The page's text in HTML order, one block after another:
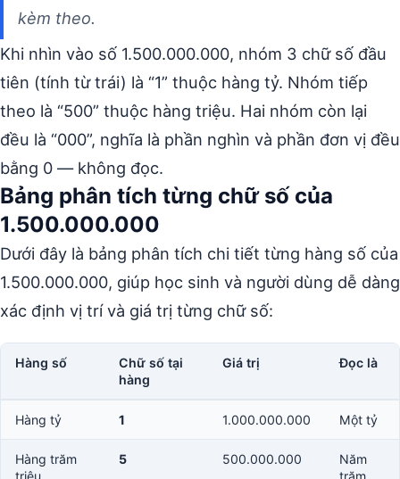
kèm theo.
Khi nhìn vào số 1.500.000.000, nhóm 3 chữ số đầu
tiên (tính từ trái) là “1” thuộc hàng tỷ. Nhóm tiếp
theo là “500” thuộc hàng triệu. Hai nhóm còn lại
đều là “000”, nghĩa là phần nghìn và phần đơn vị đều
bằng 0 — không đọc.
Bảng phân tích từng chữ số của
1.500.000.000
Dưới đây là bảng phân tích chi tiết từng hàng số của
1.500.000.000, giúp học sinh và người dùng dễ dàng
xác định vị trí và giá trị từng chữ số:
Hàng số
Chữ số tại
hàng
Giá trị Đọc là
Hàng tỷ 1 1.000.000.000 Một tỷ
Hàng trăm
triệu
5 500.000.000
Năm
trăm